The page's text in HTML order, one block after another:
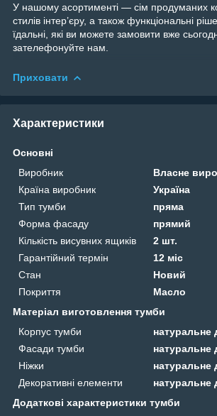
У нашому асортименті — сім продуманих
стилів інтер’єру, а також функціональні
їдальні, які ви можете замовити вже
зателефонуйте нам.
Приховати
Характеристики
Основні
Виробник
Власне
Країна виробник
Україна
Тип тумби
пряма
Форма фасаду
прямий
Кількість висувних ящиків
2 шт.
Гарантійний термін
12 міс
Стан
Новий
Покриття
Масло
Матеріал виготовлення тумби
Корпус тумби
натуральне
Фасади тумби
натуральне
Ніжки
натуральне
Декоративні елементи
натуральне
Додаткові характеристики тумби